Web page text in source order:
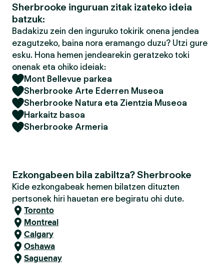
Sherbrooke inguruan zitak izateko ideia
batzuk:
Badakizu zein den inguruko tokirik onena jendea
ezagutzeko, baina nora eramango duzu? Utzi gure
esku. Hona hemen jendearekin geratzeko toki
onenak eta ohiko ideiak:
Mont Bellevue parkea
Sherbrooke Arte Ederren Museoa
Sherbrooke Natura eta Zientzia Museoa
Harkaitz basoa
Sherbrooke Armeria
Ezkongabeen bila zabiltza? Sherbrooke
Kide ezkongabeak hemen bilatzen dituzten
pertsonek hiri hauetan ere begiratu ohi dute.
Toronto
Montreal
Calgary
Oshawa
Saguenay